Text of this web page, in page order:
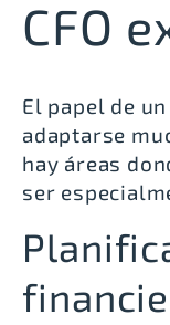
CFO
El papel de
adaptarse
hay áreas
ser